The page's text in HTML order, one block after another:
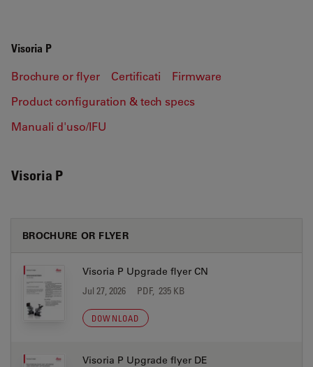
Visoria P
Brochure or flyer Certificati
Firmware
Product configuration & tech specs
Manuali d'uso/IFU
Visoria P
BROCHURE OR FLYER
Visoria P Upgrade flyer CN
Jul 27, 2026 PDF, 235 KB
DOWNLOAD
Visoria P Upgrade flyer DE